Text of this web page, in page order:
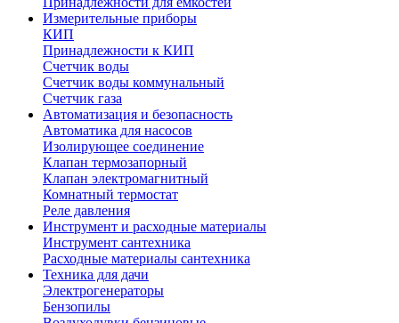
Измерительные приборы
КИП
Принадлежности к КИП
Счетчик воды
Счетчик воды коммунальный
Счетчик газа
Автоматизация и безопасность
Автоматика для насосов
Изолирующее соединение
Клапан термозапорный
Клапан электромагнитный
Комнатный термостат
Реле давления
Инструмент и расходные материалы
Инструмент сантехника
Расходные материалы сантехника
Техника для дачи
Электрогенераторы
Бензопилы